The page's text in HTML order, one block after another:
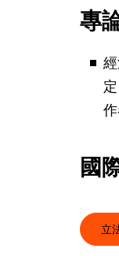
專
定
國
立